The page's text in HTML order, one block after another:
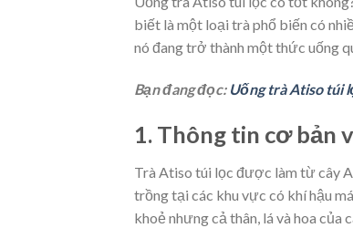
biết là một loại trà phổ biến có
nó đang trở thành một thức uống
Bạn đang đọc: Uống trà Atiso túi
1. Thông tin cơ bản
Trà Atiso túi lọc được làm từ cây
trồng tại các khu vực có khí hậu
khoẻ nhưng cả thân, lá và hoa